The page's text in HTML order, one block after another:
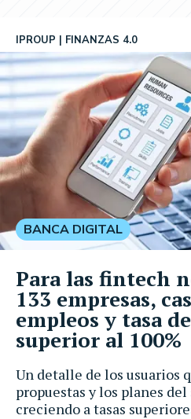
Un detalle de los usuarios
propuestas y los planes
creciendo a tasas
IPROUP FINANZAS 4.0
BANCA DIGITAL
Para las fintech
133 empresas,
empleos y tasa
superior al 100%